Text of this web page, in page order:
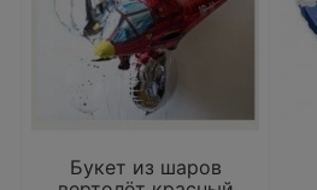
Букет из шаров